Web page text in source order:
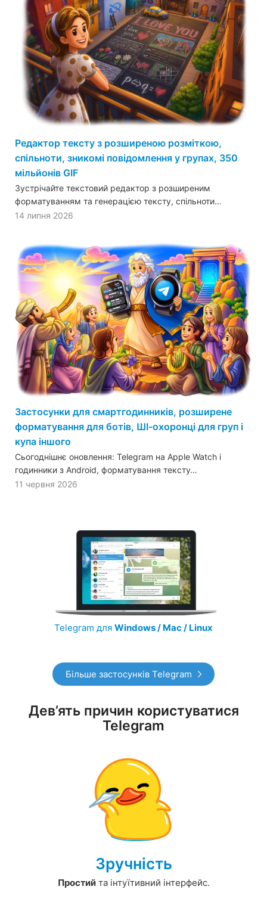
Редактор тексту з розширеною розміткою,
спільноти, зникомі повідомлення у групах, 350
мільйонів GIF
Зустрічайте текстовий редактор з розширеним
форматуванням та генерацією тексту, спільноти…
14 липня 2026
Застосунки для смартгодинників, розширене
форматування для ботів, ШІ-охоронці для груп і
купа іншого
Сьогоднішнє оновлення: Telegram на Apple Watch і
годинники з Android, форматування тексту…
11 червня 2026
Telegram для Windows / Mac / Linux
Більше застосунків Telegram
Дев’ять причин користуватися
Telegram
Зручність
Простийта інтуїтивний інтерфейс.